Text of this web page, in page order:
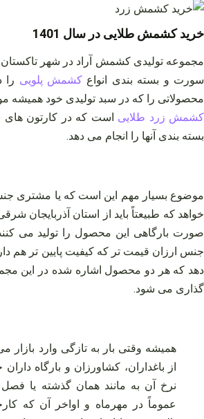
خرید کشمش طلایی در سال 1401
مجموعه تولیدی کشمش آراد در شهر تاکستان
سورت و بسته بندی انواع کشمش پلویی را
محصولاتی را که در سبد تولیدی خود همیشه
کشمش زرد طلایی
بسته بندی آنها را انجام می دهد.
موضوع بسیار مهم این است که یا مشتری
خواهد که طبیعتاً باید از استان آذربایجان
صورت بارگاهی این محصول را تولید می‌
جنس ارزان قیمت تر که کیفیت پایین تر هم
دهد که هر دو محصول اشاره شده در این
گذاری می شود.
همیشه وقتی بار به تازگی وارد بازار
از باغداران، کشاورزان و بارگاه
نرخ آن به مانند همان گذشته یا
عموماً در مهرماه و اواخر آن که